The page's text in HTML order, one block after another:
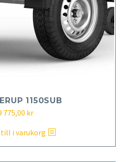
1150SUB
775,00 kr
i varukorg